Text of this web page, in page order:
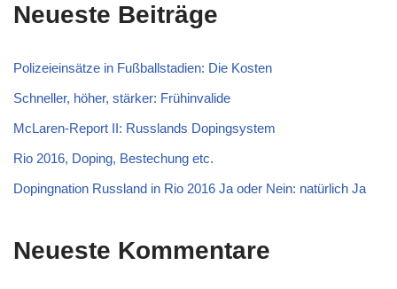
Neueste Beiträge
Polizeieinsätze in Fußballstadien: Die Kosten
Schneller, höher, stärker: Frühinvalide
McLaren-Report II: Russlands Dopingsystem
Rio 2016, Doping, Bestechung etc.
Dopingnation Russland in Rio 2016 Ja oder Nein: natürlich Ja
Neueste Kommentare